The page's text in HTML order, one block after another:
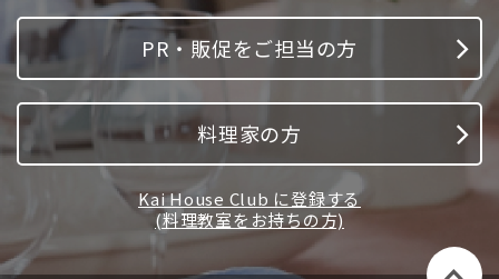
PR・販促をご担当の方
料理家の方
Kai House Club に登録する
(料理教室をお持ちの方)